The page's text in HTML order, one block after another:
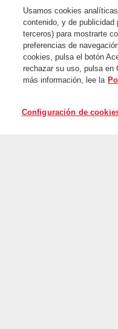
Usamos cookies
contenido, y de publicidad
terceros) para mostrarte
preferencias de
cookies, pulsa el botón
rechazar su uso, pulsa en
más información, lee la
Configuración de